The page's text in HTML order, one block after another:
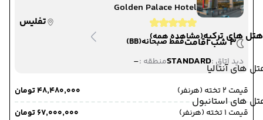
هتل های ترکیه(مشاهده همه)
های آنتالیا
های استانبول
Golden Palace Hotel
تفلیس
3 شب اقامت
فقط صبحانه(BB)
دید اتاق :STANDARDمنطقه :-
قیمت 2 تخته (هرنفر)
۴۸٬۴۸۰٬۰۰۰ تومان
قیمت 1 تخته (هرنفر)
۶۷٬۰۰۰٬۰۰۰ تومان